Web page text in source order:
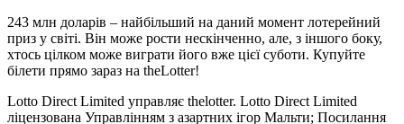
243 млн доларів – найбільший на даний момент лотерейний
приз у світі. Він може рости нескінченно, але, з іншого боку,
хтось цілком може виграти його вже цієї суботи. Купуйте
білети прямо зараз на theLotter!
Lotto Direct Limited управляє thelotter. Lotto Direct Limited
ліцензована Управлінням з азартних ігор Мальти; Посилання